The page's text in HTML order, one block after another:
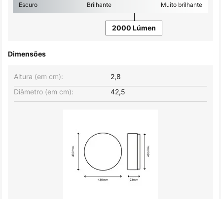
Escuro Brilhante Muito brilhante
2000 Lúmen
Dimensões
Altura (em cm):
2,8
Diâmetro (em cm):
42,5